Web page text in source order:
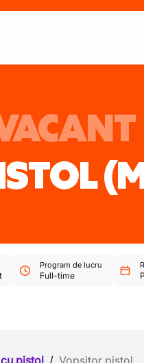
Program de lucru
Full-time
pistol / Vopsitor pistol